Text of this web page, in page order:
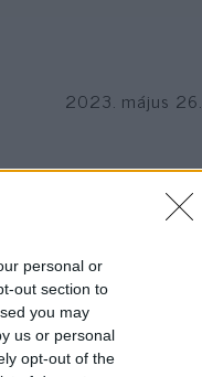
personal or
out section to
you may
us or personal
opt-out of the
2023. május 26.